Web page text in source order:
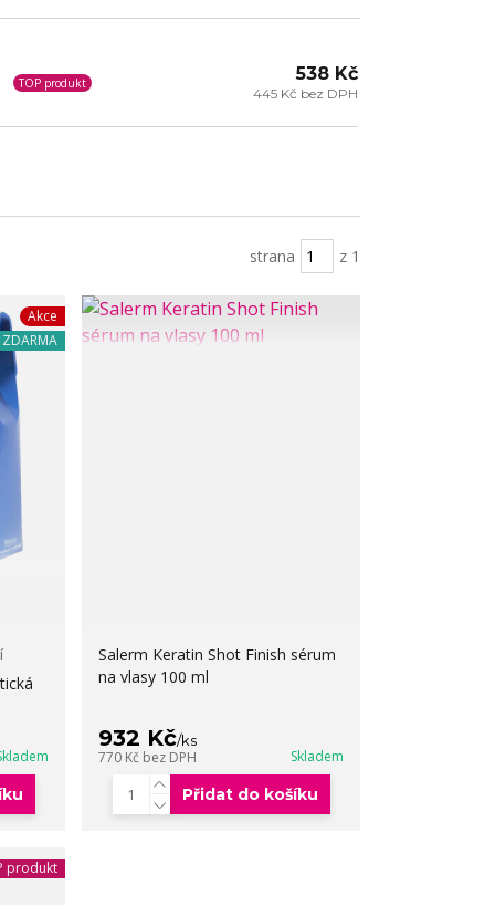
TOP produkt 538 Kč
445 Kč bez DPH
strana z 1
Akce
Salerm Keratin Shot Finish sérum
na vlasy 100 ml
932 Kč/ks
770 Kč bez DPH Skladem
Přidat do košíku
produkt